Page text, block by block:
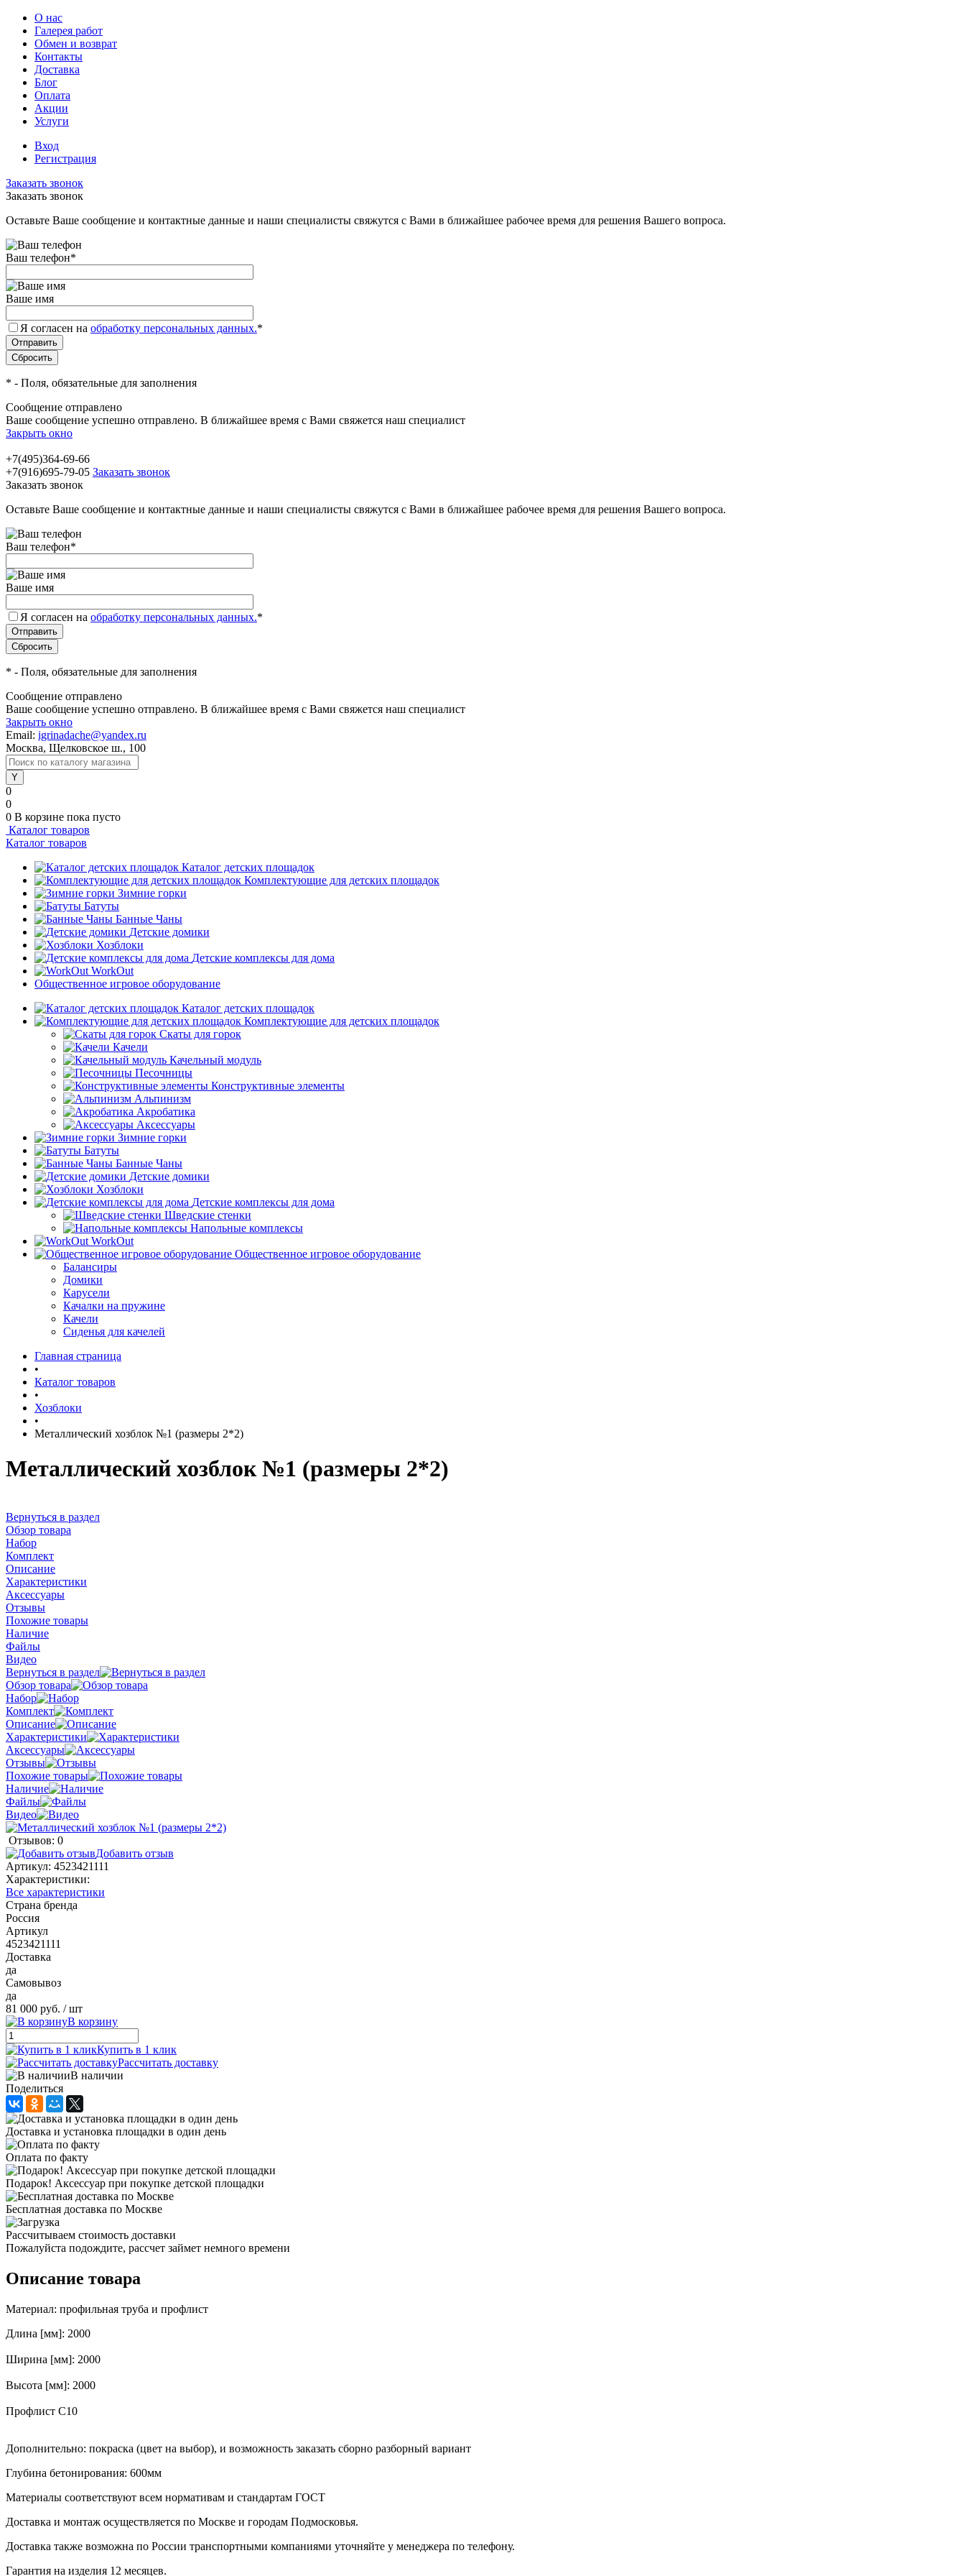
О нас
Галерея работ
Обмен и возврат
Контакты
Доставка
Блог
Оплата
Акции
Услуги
Вход
Регистрация
Заказать звонок
Заказать звонок
Оставьте Ваше сообщение и контактные данные и наши специалисты свяжутся с Вами в ближайшее рабочее время для решения Вашего вопроса.
Ваш телефон*
Ваше имя
Я согласен на обработку персональных данных.*
* - Поля, обязательные для заполнения
Сообщение отправлено
Ваше сообщение успешно отправлено. В ближайшее время с Вами свяжется наш специалист
Закрыть окно
+7(495)364-69-66
+7(916)695-79-05 Заказать звонок
Заказать звонок
Оставьте Ваше сообщение и контактные данные и наши специалисты свяжутся с Вами в ближайшее рабочее время для решения Вашего вопроса.
Ваш телефон*
Ваше имя
Я согласен на обработку персональных данных.*
* - Поля, обязательные для заполнения
Сообщение отправлено
Ваше сообщение успешно отправлено. В ближайшее время с Вами свяжется наш специалист
Закрыть окно
Email: igrinadache@yandex.ru
Москва, Щелковское ш., 100
0
0
0 В корзине пока пусто
Каталог товаров
Каталог товаров
Каталог детских площадок
Комплектующие для детских площадок
Зимние горки
Батуты
Банные Чаны
Детские домики
Хозблоки
Детские комплексы для дома
WorkOut
Общественное игровое оборудование
Каталог детских площадок
Комплектующие для детских площадок
Скаты для горок
Качели
Качельный модуль
Песочницы
Конструктивные элементы
Альпинизм
Акробатика
Аксессуары
Зимние горки
Батуты
Банные Чаны
Детские домики
Хозблоки
Детские комплексы для дома
Шведские стенки
Напольные комплексы
WorkOut
Общественное игровое оборудование
Балансиры
Домики
Карусели
Качалки на пружине
Качели
Сиденья для качелей
Главная страница
•
Каталог товаров
•
Хозблоки
•
Металлический хозблок №1 (размеры 2*2)
Металлический хозблок №1 (размеры 2*2)
Вернуться в раздел
Обзор товара
Набор
Комплект
Описание
Характеристики
Аксессуары
Отзывы
Похожие товары
Наличие
Файлы
Видео
Вернуться в раздел
Обзор товара
Набор
Комплект
Описание
Характеристики
Аксессуары
Отзывы
Похожие товары
Наличие
Файлы
Видео
Отзывов: 0
Добавить отзыв
Артикул: 4523421111
Характеристики:
Все характеристики
Страна бренда
Россия
Артикул
4523421111
Доставка
да
Самовывоз
да
81 000 руб. / шт
В корзину
Купить в 1 клик
Рассчитать доставку
В наличии
Поделиться
Доставка и установка площадки в один день
Оплата по факту
Подарок! Аксессуар при покупке детской площадки
Бесплатная доставка по Москве
Рассчитываем стоимость доставки
Пожалуйста подождите, рассчет займет немного времени
Описание товара
Материал: профильная труба и профлист
Длина [мм]: 2000
Ширина [мм]: 2000
Высота [мм]: 2000
Профлист С10
Дополнительно: покраска (цвет на выбор), и возможность заказать сборно разборный вариант
Глубина бетонирования: 600мм
Материалы соответствуют всем нормативам и стандартам ГОСТ
Доставка и монтаж осуществляется по Москве и городам Подмосковья.
Доставка также возможна по России транспортными компаниями уточняйте у менеджера по телефону.
Гарантия на изделия 12 месяцев.